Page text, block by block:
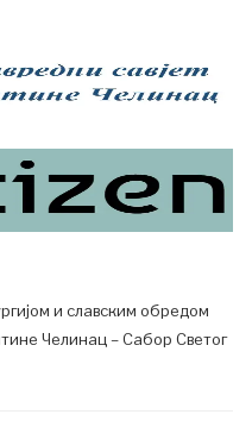
и славским обредом
Челинац – Сабор Светог